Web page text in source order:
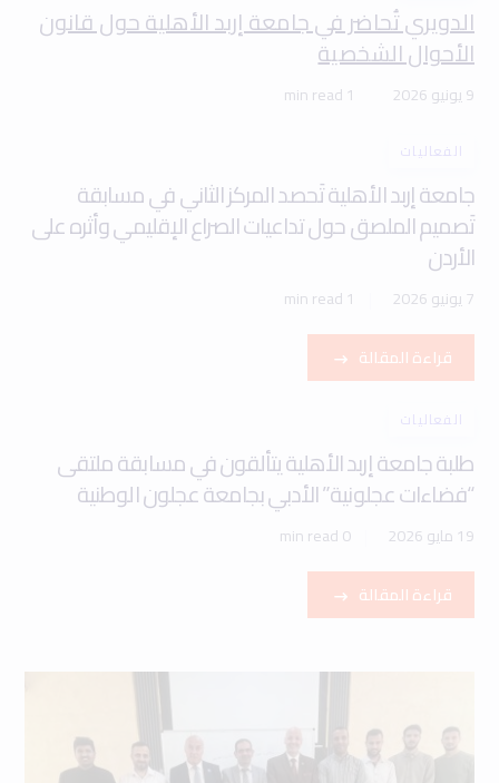
الدويري تُحاضر في جامعة إربد الأهلية حول قانون
الأحوال الشخصية
9 يونيو 2026 1 min read
الفعاليات
جامعة إربد الأهلية تَحصد المركز الثاني في مسابقة
تَصميم الملصق حول تداعيات الصراع الإقليمي وأثره على
الأردن
7 يونيو 2026 1 min read
قراءة المقالة
الفعاليات
طلبة جامعة إربد الأهلية يتألقون في مسابقة ملتقى
“فضاءات عجلونية” الأدبي بجامعة عجلون الوطنية
19 مايو 2026 0 min read
قراءة المقالة